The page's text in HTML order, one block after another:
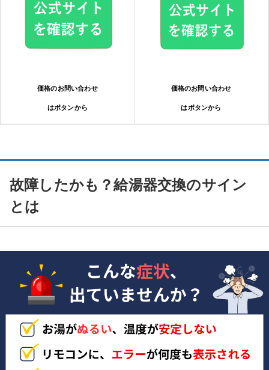
価格のお問い合わせ
はボタンから
価格のお問い合わせ
はボタンから
故障したかも？給湯器交換のサイン
とは